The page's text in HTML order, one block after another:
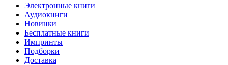
Электронные книги
Аудиокниги
Новинки
Бесплатные книги
Импринты
Подборки
Доставка